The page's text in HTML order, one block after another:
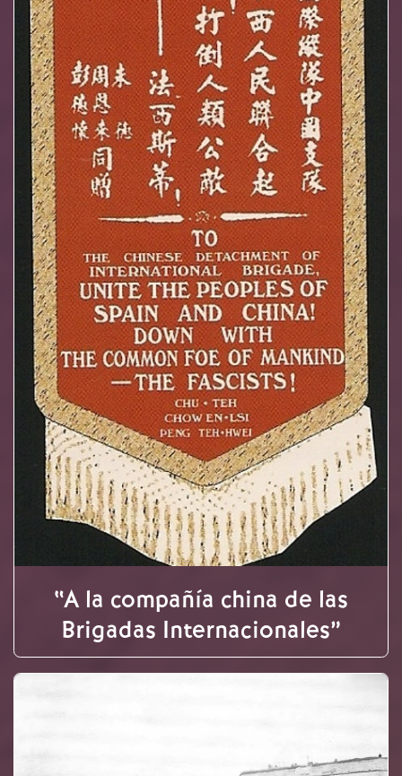
“A la compañía china de las
Brigadas Internacionales”